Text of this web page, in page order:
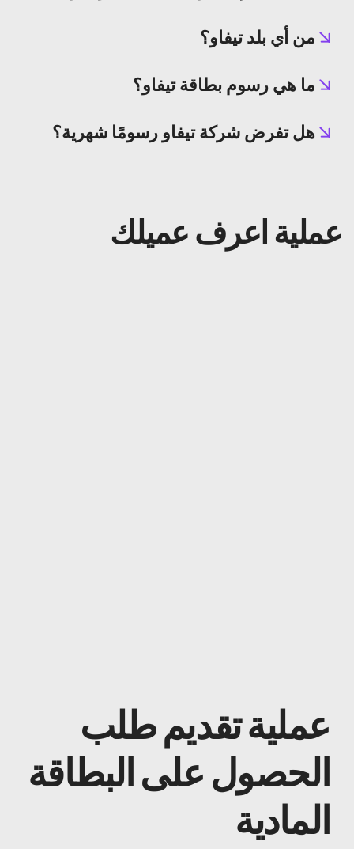
من أي بلد تيفاو؟
ما هي رسوم بطاقة تيفاو؟
هل تفرض شركة تيفاو رسومًا شهرية؟
عملية اعرف عميلك
عملية تقديم طلب
الحصول على البطاقة
المادية